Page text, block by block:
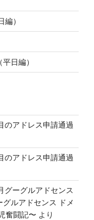
）
日編）
のアドレス申請通過
のアドレス申請通過
グーグルアドセンス
グルアドセンス ドメ
奮闘記〜 より